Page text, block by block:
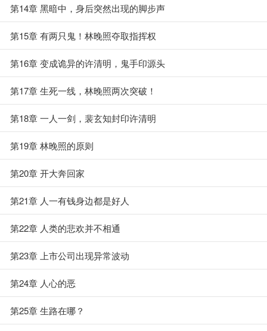
第14章 黑暗中，身后突然出现的脚步声
第15章 有两只鬼！林晚照夺取指挥权
第16章 变成诡异的许清明，鬼手印源头
第17章 生死一线，林晚照两次突破！
第18章 一人一剑，裴玄知封印许清明
第19章 林晚照的原则
第20章 开大奔回家
第21章 人一有钱身边都是好人
第22章 人类的悲欢并不相通
第23章 上市公司出现异常波动
第24章 人心的恶
第25章 生路在哪？